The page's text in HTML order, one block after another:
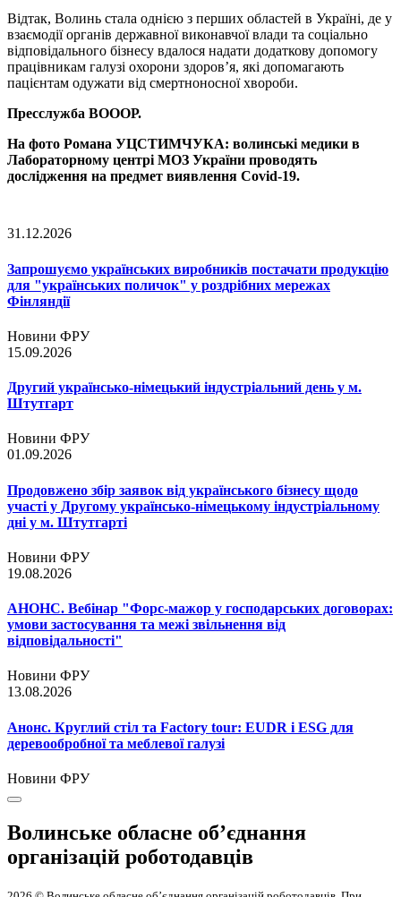
Відтак, Волинь стала однією з перших областей в Україні, де у
взаємодії органів державної виконавчої влади та соціально
відповідального бізнесу вдалося надати додаткову допомогу
працівникам галузі охорони здоров’я, які допомагають
пацієнтам одужати від смертноносної хвороби.
Пресслужба ВОООР.
На фото Романа УЦСТИМЧУКА: волинські медики в
Лабораторному центрі МОЗ України проводять
дослідження на предмет виявлення Covid-19.
31.12.2026
Запрошуємо українських виробників постачати продукцію
для "українських поличок" у роздрібних мережах
Фінляндії
Новини ФРУ
15.09.2026
Другий українсько-німецький індустріальний день у м.
Штутгарт
Новини ФРУ
01.09.2026
Продовжено збір заявок від українського бізнесу щодо
участі у Другому українсько-німецькому індустріальному
дні у м. Штутгарті
Новини ФРУ
19.08.2026
АНОНС. Вебінар "Форс-мажор у господарських договорах:
умови застосування та межі звільнення від
відповідальності"
Новини ФРУ
13.08.2026
Анонс. Круглий стіл та Factory tour: EUDR і ESG для
деревообробної та меблевої галузі
Новини ФРУ
Волинське обласне об’єднання
організацій роботодавців